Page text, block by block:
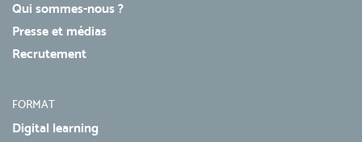
Qui sommes-nous ?
Presse et médias
Recrutement
FORMAT
Digital learning